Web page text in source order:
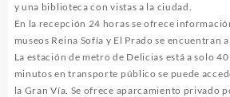
y una biblioteca con vistas a la ciudad.
En la recepción 24 horas se ofrece
museos Reina Sofía y El Prado se encuentran
La estación de metro de Delicias está a solo
minutos en transporte público se puede
la Gran Vía. Se ofrece aparcamiento privado